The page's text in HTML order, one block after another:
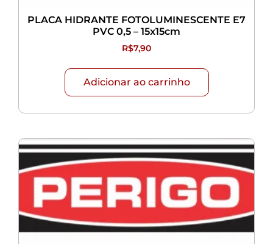
PLACA HIDRANTE FOTOLUMINESCENTE E7
PVC 0,5 – 15x15cm
R$7,90
Adicionar ao carrinho